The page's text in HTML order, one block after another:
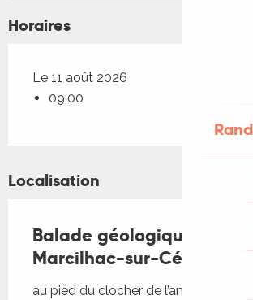
Horaires
Le 11 août 2026
09:00
Localisation
Balade géologique
Marcilhac-sur-Célé
au pied du clocher de l’ancienne